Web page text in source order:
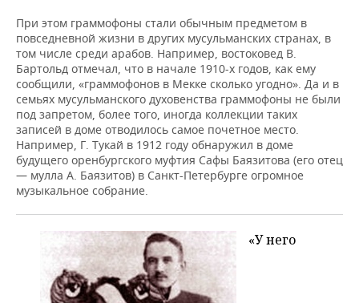
При этом граммофоны стали обычным предметом в
повседневной жизни в других мусульманских странах, в
том числе среди арабов. Например, востоковед В.
Бартольд отмечал, что в начале 1910-х годов, как ему
сообщили, «граммофонов в Мекке сколько угодно». Да и в
семьях мусульманского духовенства граммофоны не были
под запретом, более того, иногда коллекции таких
записей в доме отводилось самое почетное место.
Например, Г. Тукай в 1912 году обнаружил в доме
будущего оренбургского муфтия Сафы Баязитова (его отец
— мулла А. Баязитов) в Санкт-Петербурге огромное
музыкальное собрание.
«У него